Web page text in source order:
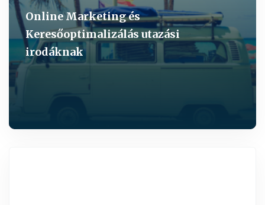
Online Marketing és
Keresőoptimalizálás utazási
irodáknak